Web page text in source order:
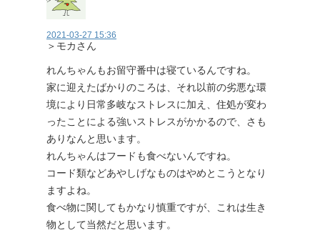
2021-03-27 15:36
＞モカさん
れんちゃんもお留守番中は寝ているんですね。
家に迎えたばかりのころは、それ以前の劣悪な環
境により日常多岐なストレスに加え、住処が変わ
ったことによる強いストレスがかかるので、さも
ありなんと思います。
れんちゃんはフードも食べないんですね。
コード類などあやしげなものはやめとこうとなり
ますよね。
食べ物に関してもかなり慎重ですが、これは生き
物として当然だと思います。